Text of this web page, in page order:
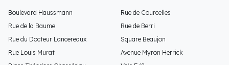
Boulevard Haussmann
Rue de Courcelles
Rue de la Baume
Rue de Berri
Rue du Docteur Lancereaux
Square Beaujon
Rue Louis Murat
Avenue Myron Herrick